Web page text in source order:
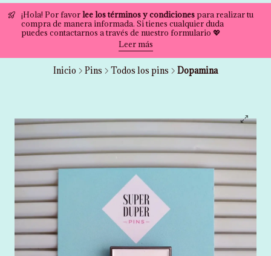
¡Hola! Por favorlee los términos y condicionespara realizar tu
compra de manera informada. Si tienes cualquier duda
puedes contactarnos a través de nuestro formulario 💖
Leer más
Inicio Pins Todos los pins Dopamina